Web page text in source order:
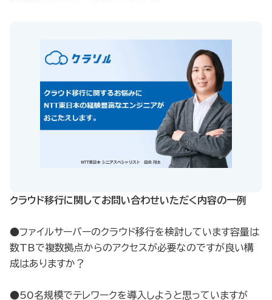
クラウド移行に関してお問い合わせいただく内容の一例​
●ファイルサーバーのクラウド移行を検討しています容量は
数TBで複数拠点からのアクセスが必要なのですが良い構
成はありますか？
●50名規模でテレワークを導入しようと思っていますが